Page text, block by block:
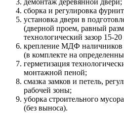
демонтаж деревянной двери;
сборка и регулировка
установка двери в
(дверной проем, равный
технологический зазор 15-
крепление МДФ наличников
(в комплекте на
герметизация
монтажной пеной;
смазка замков и петель,
рабочей зоны;
уборка строительного
(без выноса).